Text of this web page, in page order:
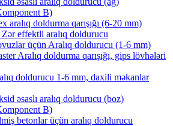
B)
aralıq doldurma qarışığı (6-20 mm)
effektli aralıq doldurucu
üçün Aralıq doldurucu (1-6 mm)
Aralıq doldurma qarışığı, gips lövhələri
doldurucu 1-6 mm, daxili məkanlar
əsaslı aralıq doldurucu (boz)
B)
betonlar üçün aralıq doldurucu